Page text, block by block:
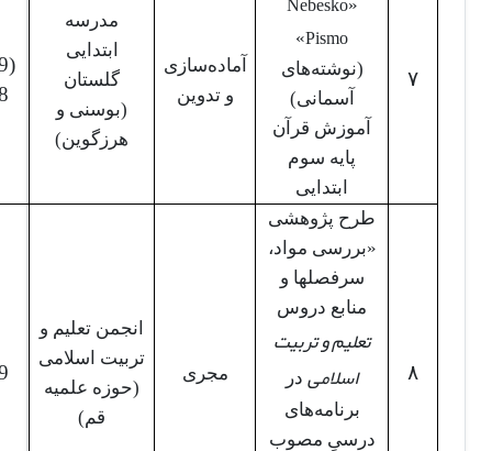
۷
«
Pismo
»
(نوشته‌های
آسمانی)
آموزش قرآن
پایه سوم
ابتدایی
آماده‌سازی
و تدوین
مدرسه
ابتدایی
گلستان
(بوسنی و
هرزگوین)
۸
طرح پژوهشی
«بررسی مواد،
سرفصلها و
منابع دروس
تعلیم و تربیت
اسلامی در
برنامه‌های
درسیِ مصوب
مجری
انجمن تعلیم و
تربیت اسلامی
(حوزه علمیه
قم)